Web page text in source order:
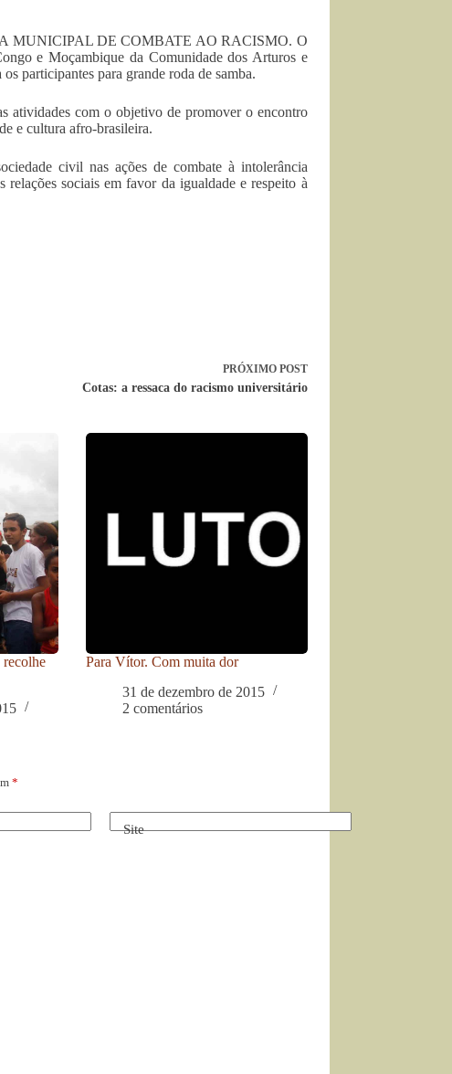
MUNICIPAL DE COMBATE AO RACISMO. O
e Moçambique da Comunidade dos Arturos e
participantes para grande roda de samba.
atividades com o objetivo de promover o encontro
e cultura afro-brasileira.
civil nas ações de combate à intolerância
sociais em favor da igualdade e respeito à
PRÓXIMO POST
Cotas: a ressaca do racismo universitário
recolhe
Para Vítor. Com muita dor
31 de dezembro de 2015
2 comentários
*
Site